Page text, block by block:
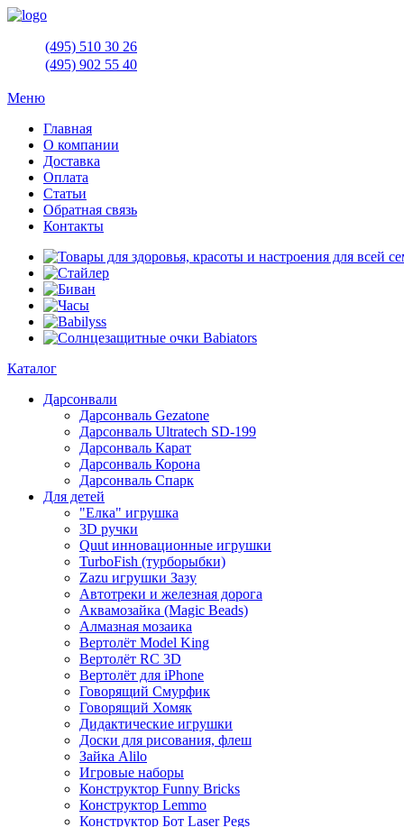
(495) 510 30 26
(495) 902 55 40
Меню
Главная
О компании
Доставка
Оплата
Статьи
Обратная связь
Контакты
Каталог
Дарсонвали
Дарсонваль Gezatone
Дарсонваль Ultratech SD-199
Дарсонваль Карат
Дарсонваль Корона
Дарсонваль Спарк
Для детей
"Елка" игрушка
3D ручки
Quut инновационные игрушки
TurboFish (турборыбки)
Zazu игрушки Зазу
Автотреки и железная дорога
Аквамозайка (Magic Beads)
Алмазная мозаика
Вертолёт Model King
Вертолёт RC 3D
Вертолёт для iPhone
Говорящий Смурфик
Говорящий Хомяк
Дидактические игрушки
Доски для рисования, флеш
Зайка Alilo
Игровые наборы
Конструктор Funny Bricks
Конструктор Lemmo
Конструктор Бот Laser Pegs